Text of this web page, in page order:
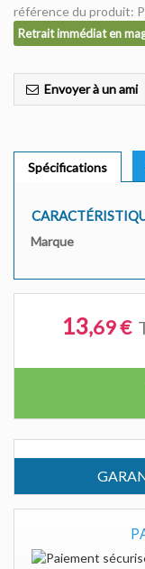
référence du produit:
Retrait immédiat en
Envoyer à un ami
Spécifications
Marque
13,69 €